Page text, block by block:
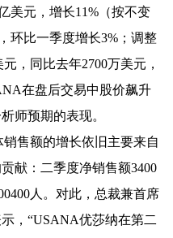
美元，增长11%（按不变
环比一季度增长3%；调整
，同比去年2700万美元，
在盘后交易中股价飙升
师预期的表现。
售额的增长依旧主要来自
献：二季度净销售额3400
人。对此，总裁兼首席
示，“USANA优莎纳在第二